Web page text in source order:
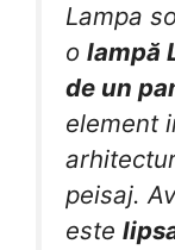
Lampa
o lampă
de un
element
peisaj.
este